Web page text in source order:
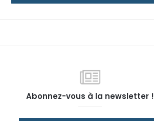
Abonnez-vous à la newsletter !